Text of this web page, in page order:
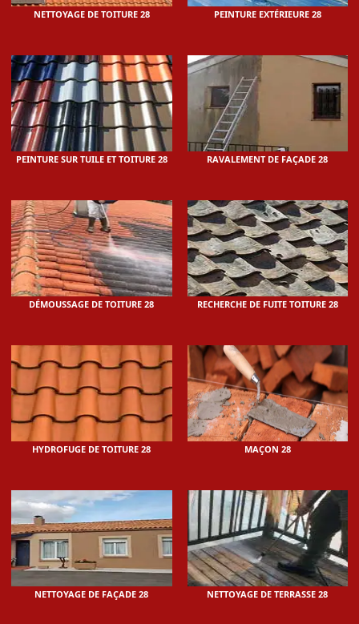
NETTOYAGE DE TOITURE 28 PEINTURE EXTÉRIEURE 28
PEINTURE SUR TUILE ET TOITURE 28 RAVALEMENT DE FAÇADE 28
DÉMOUSSAGE DE TOITURE 28 RECHERCHE DE FUITE TOITURE 28
HYDROFUGE DE TOITURE 28 MAÇON 28
NETTOYAGE DE FAÇADE 28 NETTOYAGE DE TERRASSE 28